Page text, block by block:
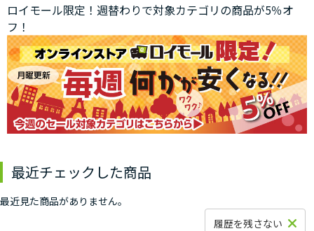
ロイモール限定！週替わりで対象カテゴリの商品が5％オ
フ！
最近チェックした商品
最近見た商品がありません。
履歴を残さない